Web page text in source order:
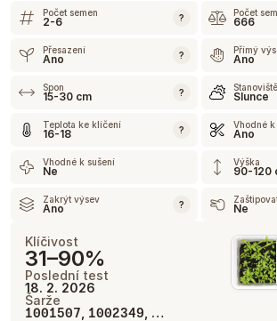
Počet semen
2-6 ? Počet
666
Přesazení
Ano ? Přímý
Ano
Spon
15-30 cm ? Stanoviště
Slunce
Teplota ke klíčení
16-18 ? Vhodné k
Ano
Vhodné k sušení
Ne
Výška
90-120
Zakrýt výsev
Ano ? Ne
Klíčivost
31–90%
Poslední test
18. 2. 2026
Šarže
1001507 1002349 , …